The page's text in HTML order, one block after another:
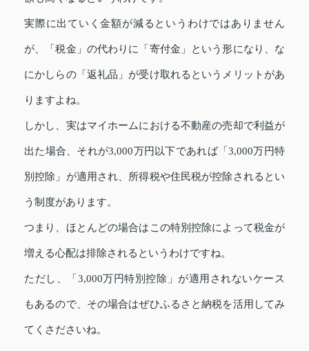
実際に出ていく金額が減るというわけではありません
が、「税金」の代わりに「寄付金」という形になり、な
にかしらの「返礼品」が受け取れるというメリットがあ
りますよね。
しかし、実はマイホームにおける不動産の売却で利益が
出た場合、それが3,000万円以下であれば「3,000万円特
別控除」が適用され、所得税や住民税が控除されるとい
う制度があります。
つまり、ほとんどの場合はこの特別控除によって税金が
増える心配は排除されるというわけですね。
ただし、「3,000万円特別控除」が適用されないケース
もあるので、その場合はぜひふるさと納税を活用してみ
てくさださいね。